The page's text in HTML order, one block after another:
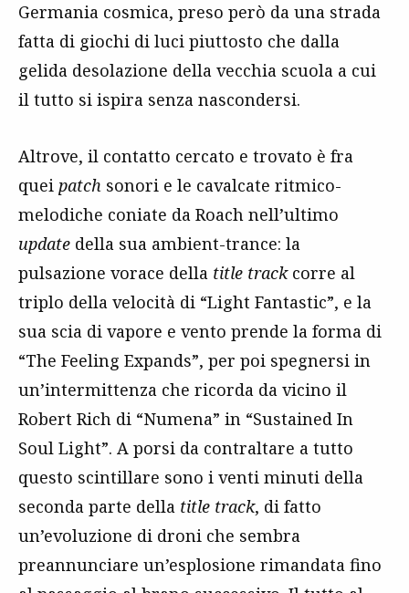
Germania cosmica, preso però da una strada
fatta di giochi di luci piuttosto che dalla
gelida desolazione della vecchia scuola a cui
il tutto si ispira senza nascondersi.
Altrove, il contatto cercato e trovato è fra
quei patch sonori e le cavalcate ritmico-
melodiche coniate da Roach nell’ultimo
update della sua ambient-trance: la
pulsazione vorace della title trackcorre al
triplo della velocità di “Light Fantastic”, e la
sua scia di vapore e vento prende la forma di
“The Feeling Expands”, per poi spegnersi in
un’intermittenza che ricorda da vicino il
Robert Rich di “Numena” in “Sustained In
Soul Light”. A porsi da contraltare a tutto
questo scintillare sono i venti minuti della
seconda parte della title track, di fatto
un’evoluzione di droni che sembra
preannunciare un’esplosione rimandata fino